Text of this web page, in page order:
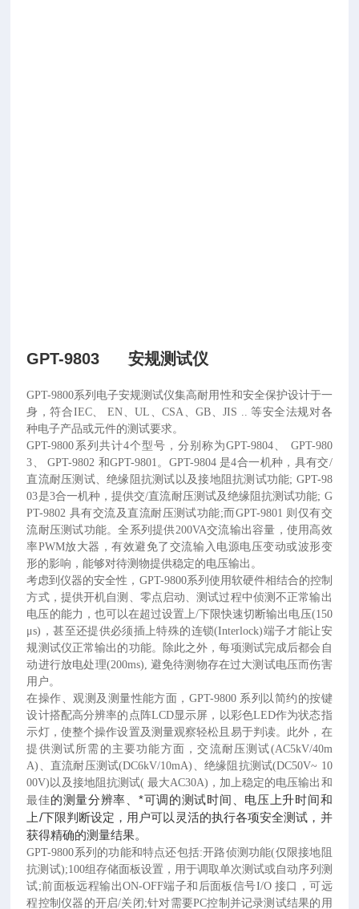
GPT-9803 安规测试仪
GPT-9800系列电子安规测试仪集高耐用性和安全保护设计于一
身，符合IEC、 EN、UL、CSA、GB、JIS .. 等安全法规对各
种电子产品或元件的测试要求。
GPT-9800系列共计4个型号，分别称为GPT-9804、 GPT-980
3、 GPT-9802 和GPT-9801。GPT-9804 是4合一机种，具有交/
直流耐压测试、绝缘阻抗测试以及接地阻抗测试功能; GPT-98
03是3合一机种，提供交/直流耐压测试及绝缘阻抗测试功能; G
PT-9802 具有交流及直流耐压测试功能;而GPT-9801 则仅有交
流耐压测试功能。全系列提供200VA交流输出容量，使用高效
率PWM放大器，有效避免了交流输入电源电压变动或波形变
形的影响，能够对待测物提供稳定的电压输出。
考虑到仪器的安全性， GPT-9800系列使用软硬件相结合的控制
方式，提供开机自测、零点启动、测试过程中侦测不正常输出
电压的能力，也可以在超过设置上/下限快速切断输出电压(150
μs)，甚至还提供必须插上特殊的连锁(Interlock)端子才能让安
规测试仪正常输出的功能。除此之外，每项测试完成后都会自
动进行放电处理(200ms), 避免待测物存在过大测试电压而伤害
用户。
在操作、观测及测量性能方面， GPT-9800 系列以简约的按键
设计搭配高分辨率的点阵LCD显示屏，以彩色LED作为状态指
示灯，使整个操作设置及测量观察轻松且易于判读。此外，在
提供测试所需的主要功能方面，交流耐压测试(AC5kV/40m
A)、直流耐压测试(DC6kV/10mA)、绝缘阻抗测试(DC50V~ 10
00V)以及接地阻抗测试( 最大AC30A)，加上稳定的电压输出和
最佳的测量分辨率、*可调的测试时间、电压上升时间和
上/下限判断设定，用户可以灵活的执行各项安全测试，并
获得精确的测量结果。
GPT-9800系列的功能和特点还包括:开路侦测功能(仅限接地阻
抗测试);100组存储面板设置，用于调取单次测试或自动序列测
试;前面板远程输出ON-OFF端子和后面板信号I/O 接口，可远
程控制仪器的开启/关闭;针对需要PC控制并记录测试结果的用